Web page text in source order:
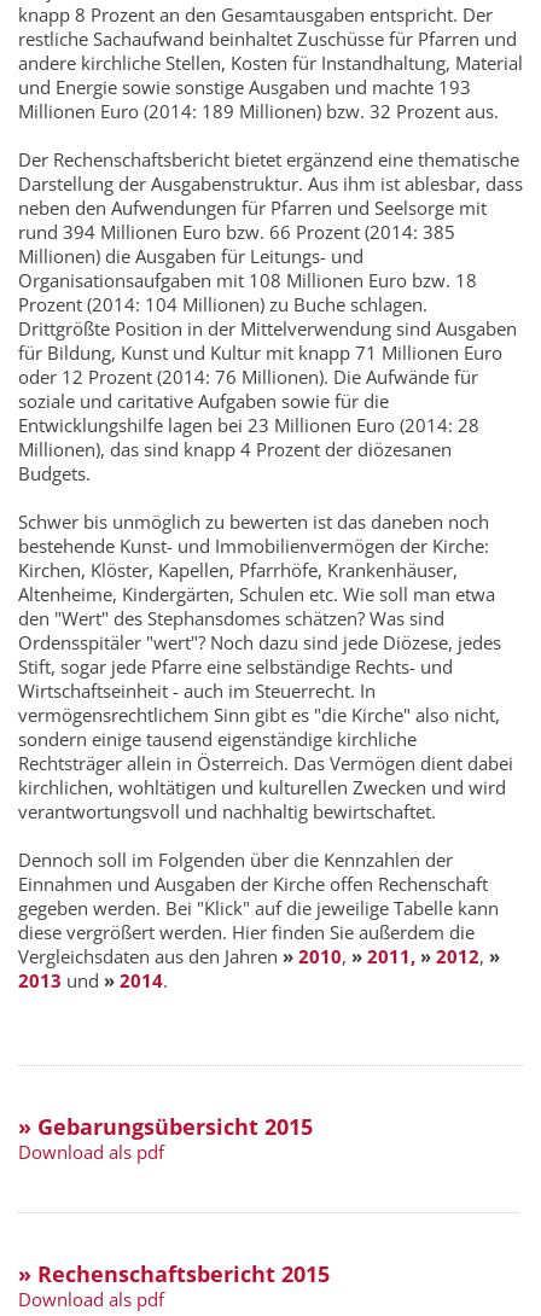
knapp 8 Prozent an den Gesamtausgaben entspricht. Der
restliche Sachaufwand beinhaltet Zuschüsse für Pfarren und
andere kirchliche Stellen, Kosten für Instandhaltung, Material
und Energie sowie sonstige Ausgaben und machte 193
Millionen Euro (2014: 189 Millionen) bzw. 32 Prozent aus.
Der Rechenschaftsbericht bietet ergänzend eine thematische
Darstellung der Ausgabenstruktur. Aus ihm ist ablesbar, dass
neben den Aufwendungen für Pfarren und Seelsorge mit
rund 394 Millionen Euro bzw. 66 Prozent (2014: 385
Millionen) die Ausgaben für Leitungs- und
Organisationsaufgaben mit 108 Millionen Euro bzw. 18
Prozent (2014: 104 Millionen) zu Buche schlagen.
Drittgrößte Position in der Mittelverwendung sind Ausgaben
für Bildung, Kunst und Kultur mit knapp 71 Millionen Euro
oder 12 Prozent (2014: 76 Millionen). Die Aufwände für
soziale und caritative Aufgaben sowie für die
Entwicklungshilfe lagen bei 23 Millionen Euro (2014: 28
Millionen), das sind knapp 4 Prozent der diözesanen
Budgets.
Schwer bis unmöglich zu bewerten ist das daneben noch
bestehende Kunst- und Immobilienvermögen der Kirche:
Kirchen, Klöster, Kapellen, Pfarrhöfe, Krankenhäuser,
Altenheime, Kindergärten, Schulen etc. Wie soll man etwa
den "Wert" des Stephansdomes schätzen? Was sind
Ordensspitäler "wert"? Noch dazu sind jede Diözese, jedes
Stift, sogar jede Pfarre eine selbständige Rechts- und
Wirtschaftseinheit - auch im Steuerrecht. In
vermögensrechtlichem Sinn gibt es "die Kirche" also nicht,
sondern einige tausend eigenständige kirchliche
Rechtsträger allein in Österreich. Das Vermögen dient dabei
kirchlichen, wohltätigen und kulturellen Zwecken und wird
verantwortungsvoll und nachhaltig bewirtschaftet.
Dennoch soll im Folgenden über die Kennzahlen der
Einnahmen und Ausgaben der Kirche offen Rechenschaft
gegeben werden. Bei "Klick" auf die jeweilige Tabelle kann
diese vergrößert werden. Hier finden Sie außerdem die
Vergleichsdaten aus den Jahren » 2010, » 2011, » 2012, »
2013 und » 2014.
» Gebarungsübersicht 2015
Download als pdf
» Rechenschaftsbericht 2015
Download als pdf